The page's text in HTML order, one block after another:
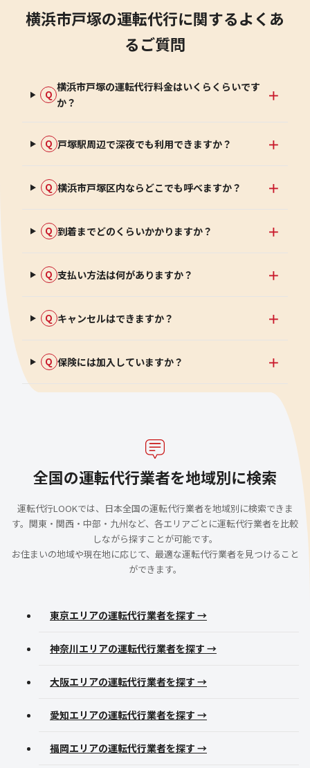
横浜市戸塚の運転代行に関するよくあ
るご質問
Q
横浜市戸塚の運転代行料金はいくらくらいです
か？
Q 戸塚駅周辺で深夜でも利用できますか？
Q 横浜市戸塚区内ならどこでも呼べますか？
Q 到着までどのくらいかかりますか？
Q 支払い方法は何がありますか？
Q キャンセルはできますか？
Q 保険には加入していますか？
全国の運転代行業者を地域別に検索
運転代行LOOKでは、日本全国の運転代行業者を地域別に検索できま
す。関東・関西・中部・九州など、各エリアごとに運転代行業者を比較
しながら探すことが可能です。
お住まいの地域や現在地に応じて、最適な運転代行業者を見つけること
ができます。
東京エリアの運転代行業者を探す →
神奈川エリアの運転代行業者を探す →
大阪エリアの運転代行業者を探す →
愛知エリアの運転代行業者を探す →
福岡エリアの運転代行業者を探す →